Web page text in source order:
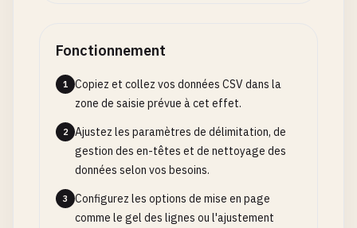
Fonctionnement
1
Copiez et collez vos données CSV dans la
zone de saisie prévue à cet effet.
2
Ajustez les paramètres de délimitation, de
gestion des en-têtes et de nettoyage des
données selon vos besoins.
3
Configurez les options de mise en page
comme le gel des lignes ou l'ajustement